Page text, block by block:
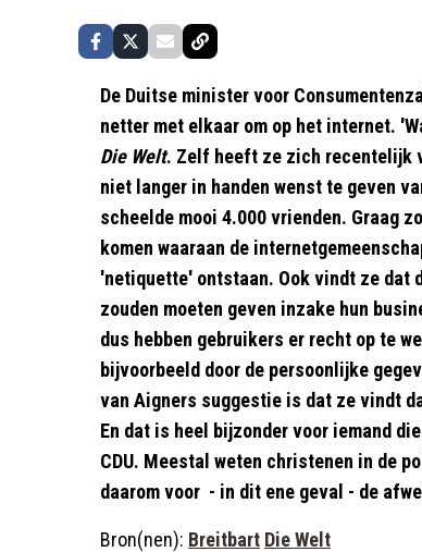
De Duitse minister voor
netter met elkaar om op het internet.
Die Welt. Zelf heeft ze zich recentelijk
niet langer in handen wenst te geven
scheelde mooi 4.000 vrienden. Graag
komen waaraan de
'netiquette' ontstaan. Ook vindt ze dat
zouden moeten geven inzake hun
dus hebben gebruikers er recht op te
bijvoorbeeld door de persoonlijke
van Aigners suggestie is dat ze vindt
En dat is heel bijzonder voor iemand
CDU. Meestal weten christenen in de
daarom voor - in dit ene geval - de
Bron(nen): Breitbart Die Welt